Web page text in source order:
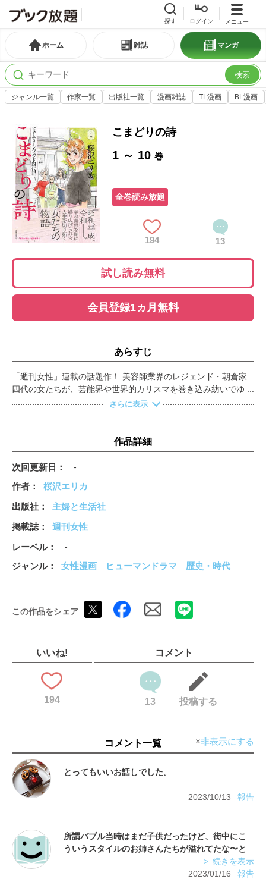
探す ログイン メニュー
ホーム 雑誌 マンガ
検索
ジャンル一覧 作家一覧 出版社一覧 漫画雑誌 TL漫画 BL漫画
こまどりの詩
1 ～ 10巻
全巻読み放題
194 13
試し読み無料
会員登録1ヵ月無料
あらすじ
「週刊女性」連載の話題作！ 美容師業界のレジェンド・朝倉家
四代の女たちが、芸能界や世界的カリスマを巻き込み紡いでゆく
愛憎ストーリー。 仕事や、母・藤子との確執に悩む茉莉花。そ
さらに表示
作品詳細
次回更新日 -
作者
桜沢エリカ
出版社
主婦と生活社
掲載誌
週刊女性
レーベル
-
ジャンル 女性漫画 ヒューマンドラマ 歴史・時代
この作品をシェア
いいね!
194
コメント
13 投稿する
コメント一覧 非表示にする
2023/10/13 報告
所謂バブル当時はまだ子供だったけど、街中にこ
ういうスタイルのお姉さんたちが溢れてたな〜と
面白かったけど、美容院のお金を盗んだ馬鹿二人
続きを表示
2023/01/16
報告